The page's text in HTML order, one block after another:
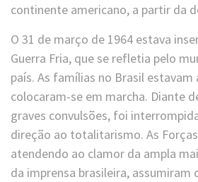
continente americano, a partir da
O 31 de março de 1964 estava
Guerra Fria, que se refletia pelo
país. As famílias no Brasil estavam
colocaram-se em marcha. Diante
graves convulsões, foi
direção ao totalitarismo. As
atendendo ao clamor da ampla
da imprensa brasileira, assumiram